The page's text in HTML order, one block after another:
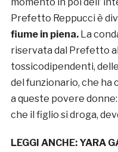
Prefetto Reppucci è
fiume in piena.La
riservata dal Prefetto
tossicodipendenti,
del funzionario, che ha
a queste povere
che il figlio si droga,
LEGGI ANCHE: YARA